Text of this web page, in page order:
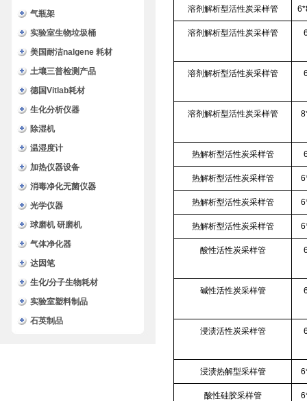
气瓶架
实验室生物垃圾桶
美国耐洁nalgene 耗材
土壤三普检测产品
德国Vitlab耗材
生化分析仪器
除湿机
温湿度计
加热仪器设备
消毒净化无菌仪器
光学仪器
球磨机 研磨机
气体净化器
达因笔
生化/分子生物耗材
实验室塑料制品
石英制品
溶剂解析型活性炭采样管
溶剂解析型活性炭采样管
溶剂解析型活性炭采样管
溶剂解析型活性炭采样管
热解析型活性炭采样管
热解析型活性炭采样管
热解析型活性炭采样管
热解析型活性炭采样管
酸性活性炭采样管
碱性活性炭采样管
浸渍活性炭采样管
浸渍热解型采样管
酸性硅胶采样管